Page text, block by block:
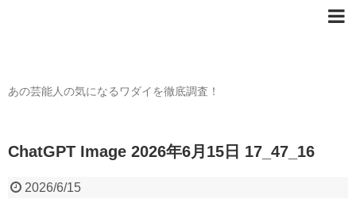
あの芸能人の気になるワダイを徹底調査！
ChatGPT Image 2026年6月15日 17_47_16
2026/6/15